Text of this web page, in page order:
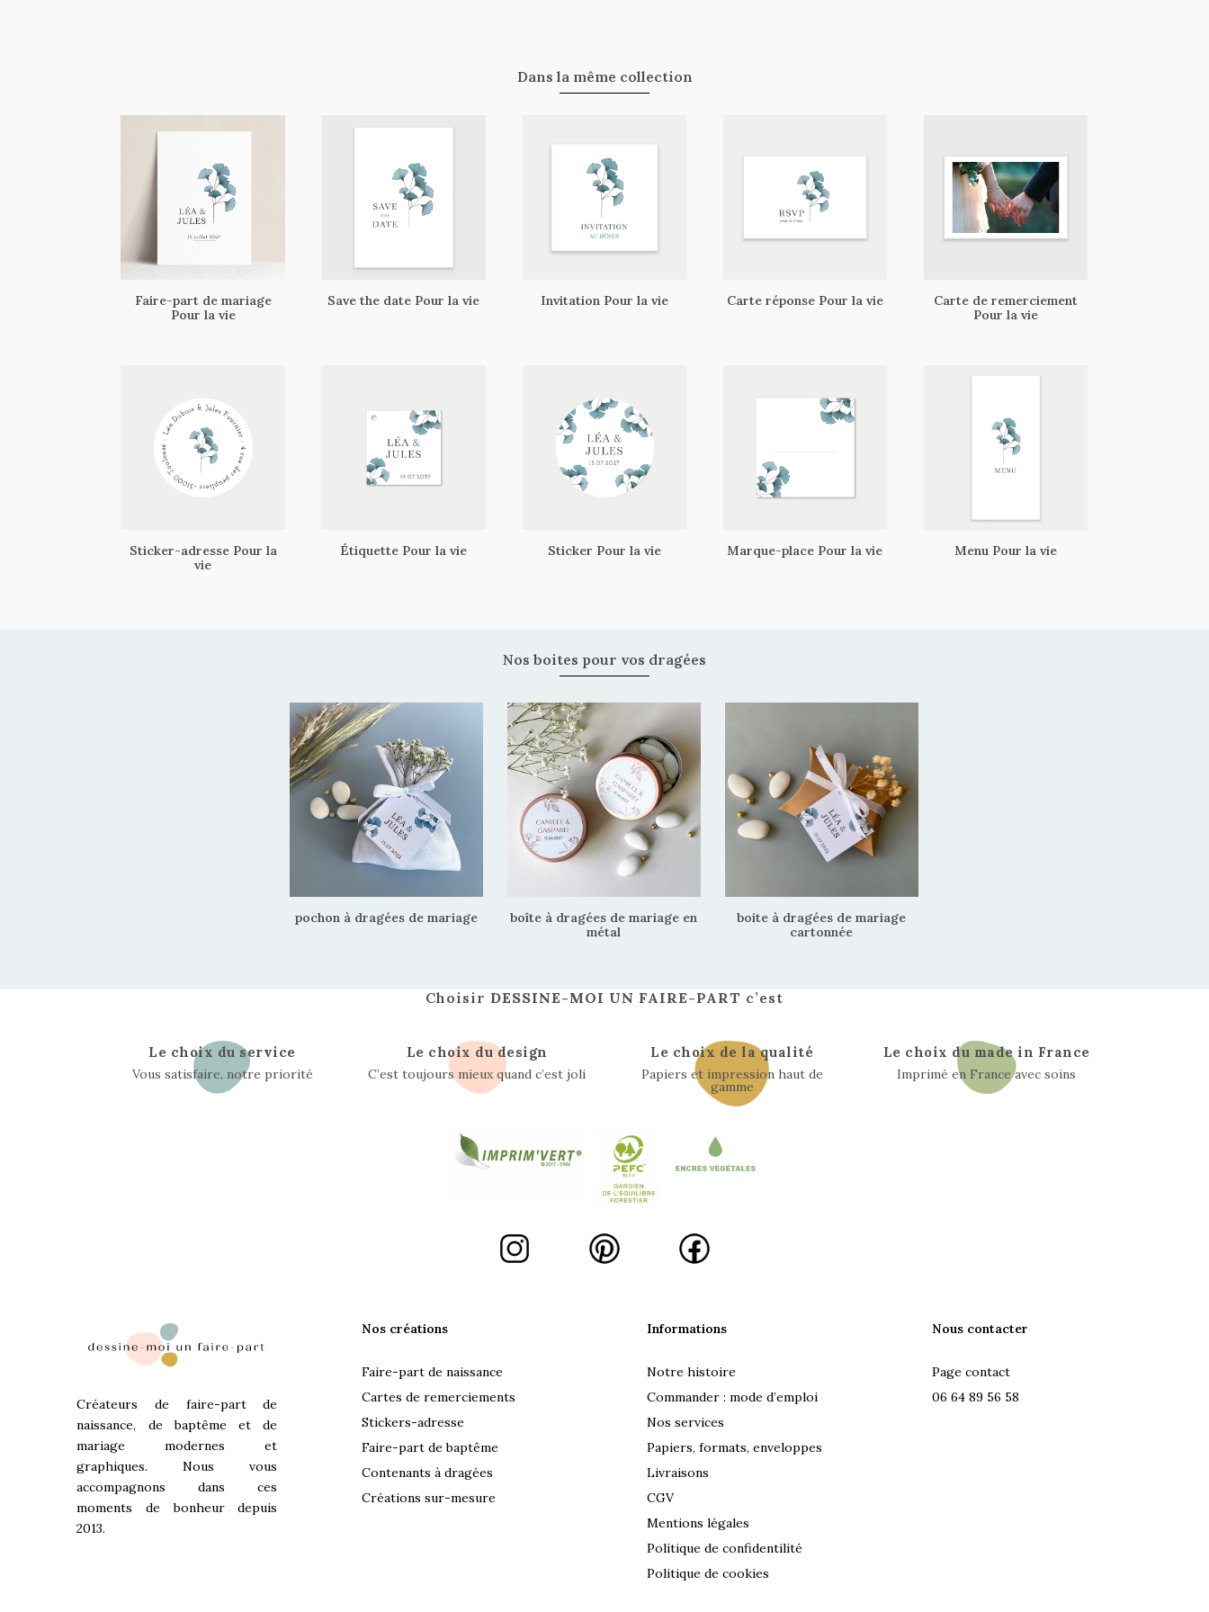
Dans la même collection
Faire-part de mariage
Pour la vie
Save the date Pour la vie Invitation Pour la vie Carte réponse Pour la vie
Carte de remerciement
Pour la vie
Sticker-adresse Pour la
vie
Étiquette Pour la vie Sticker Pour la vie Marque-place Pour la vie Menu Pour la vie
Nos boites pour vos dragées
pochon à dragées de mariage
boîte à dragées de mariage en
métal
boite à dragées de mariage
cartonnée
Choisir DESSINE-MOI UN FAIRE-PART c’est
Le choix du service
Vous satisfaire, notre priorité
Le choix du design
C’est toujours mieux quand c’est joli
Le choix de la qualité
Papiers et impression haut de
gamme
Le choix du made in France
Imprimé en France avec soins
Créateurs de faire-part de
naissance, de baptême et de
mariage modernes et
graphiques. Nous vous
accompagnons dans ces
moments de bonheur depuis
2013.
Nos créations
Faire-part de naissance
Cartes de remerciements
Stickers-adresse
Faire-part de baptême
Contenants à dragées
Créations sur-mesure
Informations
Notre histoire
Commander : mode d’emploi
Nos services
Papiers, formats, enveloppes
Livraisons
CGV
Mentions légales
Politique de confidentilité
Politique de cookies
Nous contacter
Page contact
06 64 89 56 58